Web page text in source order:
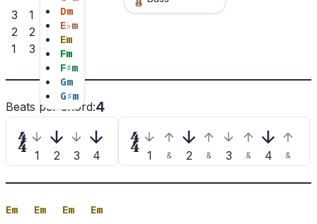
Dm
E♭m
Em
Fm
F♯m
Gm
G♯m
3
2
1
1
2
3
3
Beats per chord:4
 1 2 3 4  1 & 2 & 3 & 4 &
Em Em Em
Em